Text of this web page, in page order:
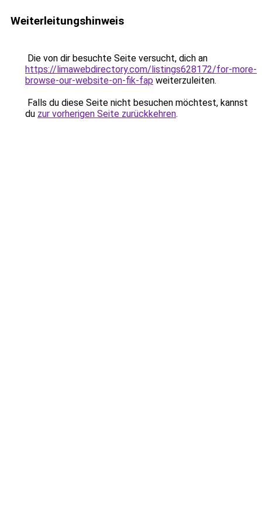
Weiterleitungshinweis
Die von dir besuchte Seite versucht, dich an
https://limawebdirectory.com/listings628172/for-more-
browse-our-website-on-fik-fap weiterzuleiten.
Falls du diese Seite nicht besuchen möchtest, kannst
du zur vorherigen Seite zurückkehren.